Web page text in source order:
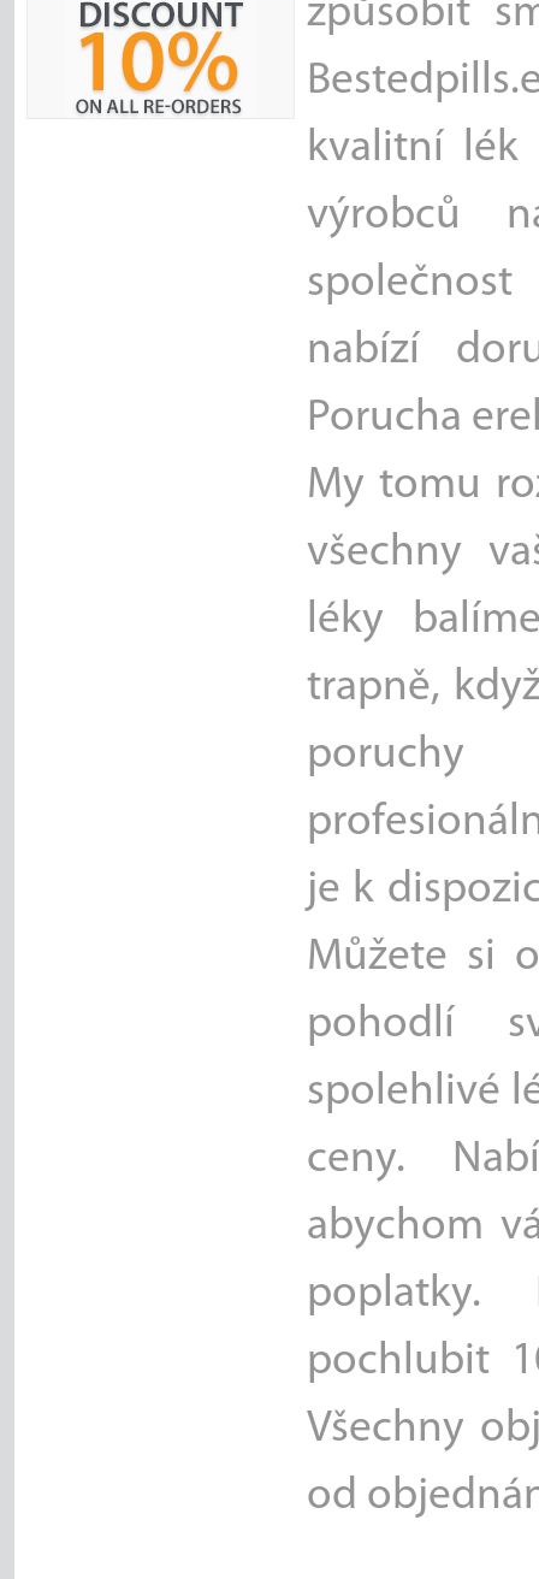
způsobit
kvalitní lék
výrobců
nabízí
Porucha
My tomu
všechny
léky
trapně,
poruchy
je k
Můžete si
pohodlí
spolehlivé
ceny.
abychom
poplatky.
pochlubit
Všechny
od